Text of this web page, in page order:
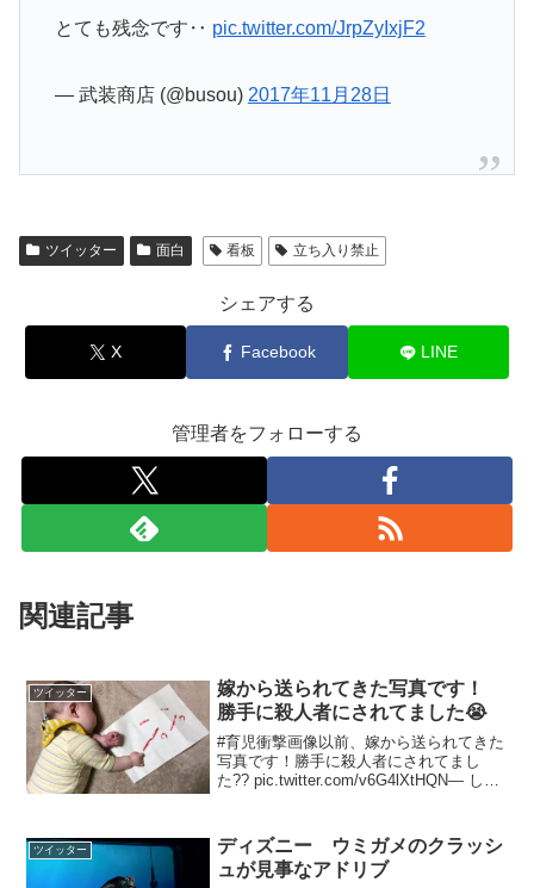
とても残念です‥ pic.twitter.com/JrpZyIxjF2
— 武装商店 (@busou) 2017年11月28日
ツイッター 面白 看板 立ち入り禁止
シェアする
X Facebook LINE
管理者をフォローする
関連記事
ツイッター
嫁から送られてきた写真です！
勝手に殺人者にされてました😭
#育児衝撃画像以前、嫁から送られてきた
写真です！勝手に殺人者にされてまし
た?? pic.twitter.com/v6G4lXtHQN— しろ
?...
ツイッター
ディズニー ウミガメのクラッシ
ュが見事なアドリブ